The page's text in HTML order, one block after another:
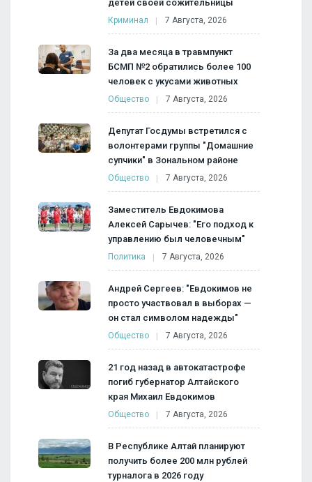
детей своей сожительницы
Криминал 7 Августа, 2026
За два месяца в травмпункт
БСМП №2 обратились более 100
человек с укусами животных
Общество 7 Августа, 2026
Депутат Госдумы встретился с
волонтерами группы "Домашние
супчики" в Зональном районе
Общество 7 Августа, 2026
Заместитель Евдокимова
Алексей Сарычев: "Его подход к
управлению был человечным"
Политика 7 Августа, 2026
Андрей Сергеев: "Евдокимов не
просто участвовал в выборах —
он стал символом надежды"
Общество 7 Августа, 2026
21 год назад в автокатастрофе
погиб губернатор Алтайского
края Михаил Евдокимов
Общество 7 Августа, 2026
В Республике Алтай планируют
получить более 200 млн рублей
турналога в 2026 году